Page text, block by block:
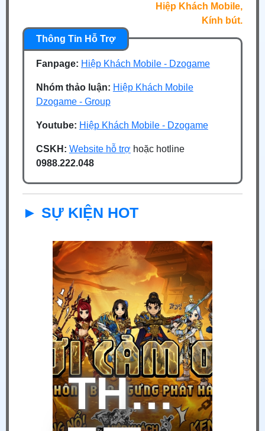
Hiệp Khách Mobile,
Kính bút.
Fanpage: Hiệp Khách Mobile - Dzogame
Nhóm thảo luận: Hiệp Khách Mobile
Dzogame - Group
Youtube: Hiệp Khách Mobile - Dzogame
CSKH: Website hỗ trợ hoặc hotline
0988.222.048
► SỰ KIỆN HOT
THÔNG BÁO NGỪNG VẬN HÀNH HIỆP KHÁCH MOBILE TẠI VIỆT NAM